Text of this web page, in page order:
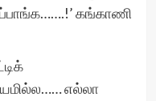
கங்காணி
எல்லா